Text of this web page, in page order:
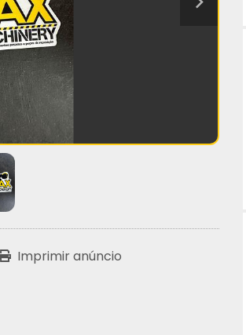
Imprimir anúncio